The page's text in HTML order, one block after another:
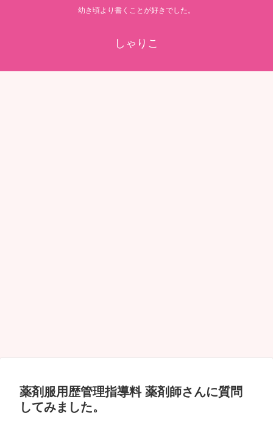
幼き頃より書くことが好きでした。
しゃりこ
薬剤服用歴管理指導料 薬剤師さんに質問
してみました。